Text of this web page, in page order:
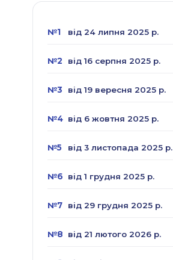
№1 від 24 липня 2025 р.
№2 від 16 серпня 2025 р.
№3 від 19 вересня 2025 р.
№4 від 6 жовтня 2025 р.
№5 від 3 листопада 2025 р.
№6 від 1 грудня 2025 р.
№7 від 29 грудня 2025 р.
№8 від 21 лютого 2026 р.